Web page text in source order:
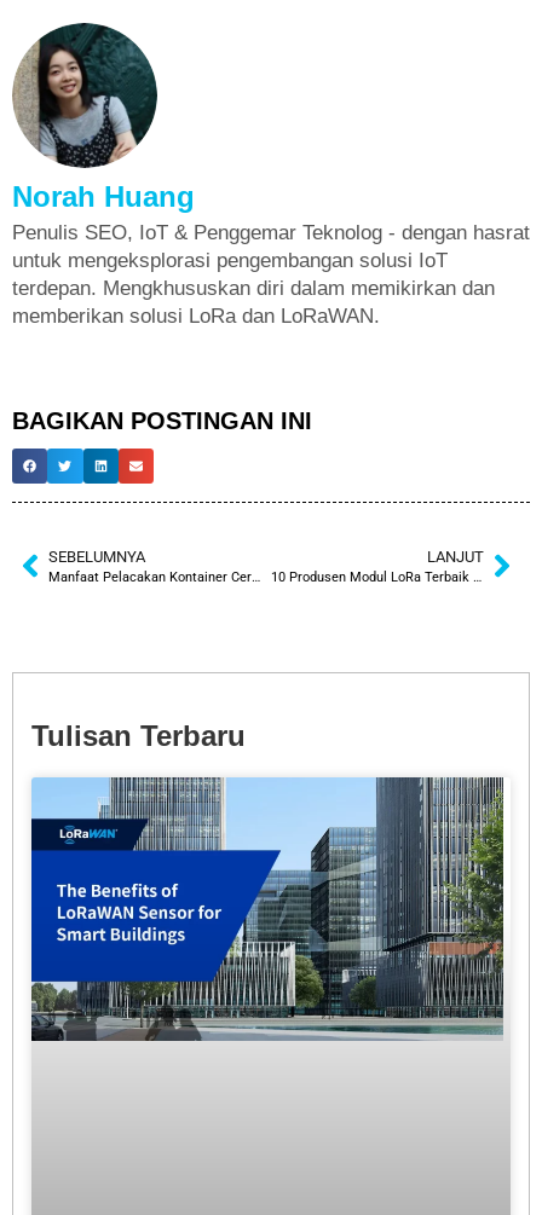
Norah Huang
Penulis SEO, IoT & Penggemar Teknolog - dengan hasrat
untuk mengeksplorasi pengembangan solusi IoT
terdepan. Mengkhususkan diri dalam memikirkan dan
memberikan solusi LoRa dan LoRaWAN.
BAGIKAN POSTINGAN INI
SEBELUMNYA
Manfaat Pelacakan Kontainer Cerdas Memanfaatkan LoRa
LANJUT
10 Produsen Modul LoRa Terbaik Yang Harus Anda Ketahui
Tulisan Terbaru